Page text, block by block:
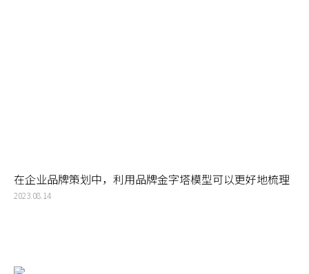
在企业品牌策划中，利用品牌金字塔模型可以更好地梳理
品牌脉络，为企业注入精神力量
2023.08.14